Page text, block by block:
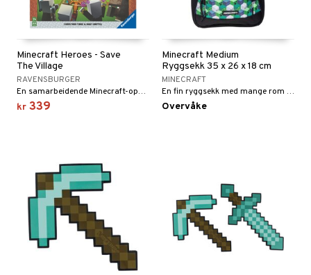
Minecraft Heroes - Save
The Village
RAVENSBURGER
En samarbeidende Minecraft-opplevelse for hele familien!
kr 339
Minecraft Medium
Ryggsekk 35 x 26 x 18 cm
MINECRAFT
En fin ryggsekk med mange rom som rommer det meste.
Overvåke